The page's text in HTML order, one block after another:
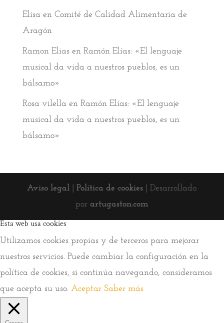
Elisa en Comité de Calidad Alimentaria de
Aragón
Ramon Eliasen Ramón Elías: «El lenguaje
musical da vida a nuestros pueblos, es un
bálsamo»
Rosa vilella en Ramón Elías: «El lenguaje
musical da vida a nuestros pueblos, es un
bálsamo»
Aviso legal |Política de cookies | Desarrollado
por artugaston.com
Esta web usa cookies
Utilizamos cookies propias y de terceros para mejorar
nuestros servicios. Puede cambiar la configuración en la
política de cookies, si continúa navegando, consideramos
que acepta su uso. Aceptar Saber más